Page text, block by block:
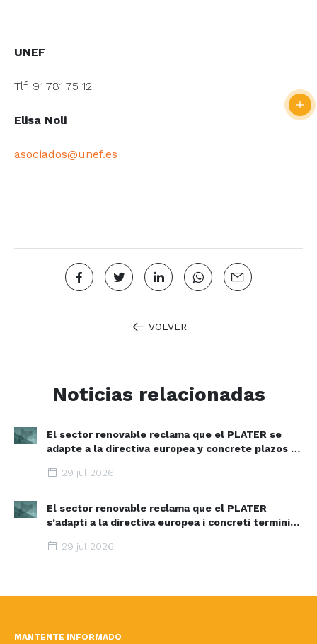
UNEF
Tlf. 91 781 75 12
Elisa Noli
asociados@unef.es
VOLVER
Noticias relacionadas
El sector renovable reclama que el PLATER se
adapte a la directiva europea y concrete plazos y
29 jul 2026
El sector renovable reclama que el PLATER
s’adapti a la directiva europea i concreti terminis i
29 jul 2026
MANTENTE INFORMADO